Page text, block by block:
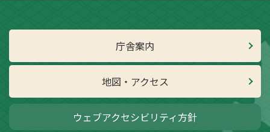
庁舎案内
地図・アクセス
ウェブアクセシビリティ方針